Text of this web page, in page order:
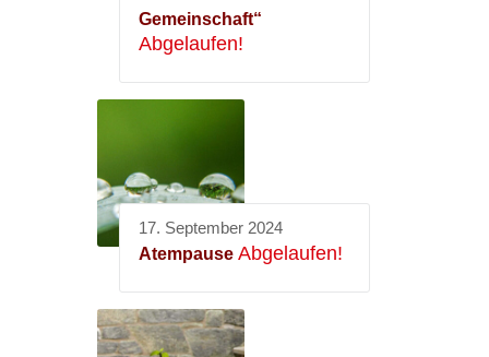
Gemeinschaft“
Abgelaufen!
17. September 2024
Atempause Abgelaufen!